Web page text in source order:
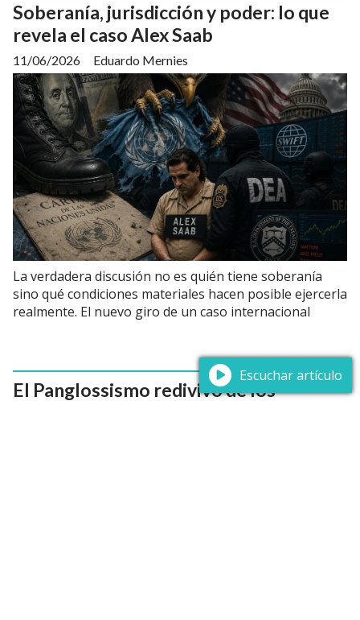
Soberanía, jurisdicción y poder: lo que
revela el caso Alex Saab
Eduardo Mernies
11/06/2026
La verdadera discusión no es quién tiene soberanía
sino qué condiciones materiales hacen posible ejercerla
realmente. El nuevo giro de un caso internacional
El Panglossismo redivivo de los
Escuchar artículo